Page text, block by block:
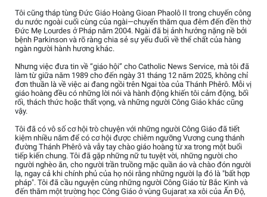
Tôi cũng tháp tùng Đức Giáo Hoàng Gioan Phaolô II trong chuyến công
du nước ngoài cuối cùng của ngài—chuyến thăm qua đêm đến đền thờ
Đức Mẹ Lourdes ở Pháp năm 2004. Ngài đã bị ảnh hưởng nặng nề bởi
bệnh Parkinson và rõ ràng chia sẻ sự yếu đuối về thể chất của hàng
ngàn người hành hương khác.
Nhưng việc đưa tin về “giáo hội” cho Catholic News Service, mà tôi đã
làm từ giữa năm 1989 cho đến ngày 31 tháng 12 năm 2025, không chỉ
đơn thuần là về việc ai đang ngồi trên Ngai tòa của Thánh Phêrô. Mỗi vị
giáo hoàng đều có những lời nói và hành động khiến tôi cảm động, bối
rối, thách thức hoặc thất vọng, và những người Công Giáo khác cũng
vậy.
Tôi đã có vô số cơ hội trò chuyện với những người Công Giáo đã tiết
kiệm nhiều năm để có cơ hội được chiêm ngưỡng Vương cung thánh
đường Thánh Phêrô và vẫy tay chào giáo hoàng từ xa trong một buổi
tiếp kiến chung. Tôi đã gặp những nữ tu tuyệt vời, những người cho
người nghèo ăn, cho người trần truồng mặc quần áo và chào đón người
lạ, ngay cả khi chính phủ của họ nói rằng những người lạ đó là "bất hợp
pháp". Tôi đã cầu nguyện cùng những người Công Giáo từ Bắc Kinh và
đến thăm một trường học Công Giáo ở vùng Gujarat xa xôi của Ấn Độ,